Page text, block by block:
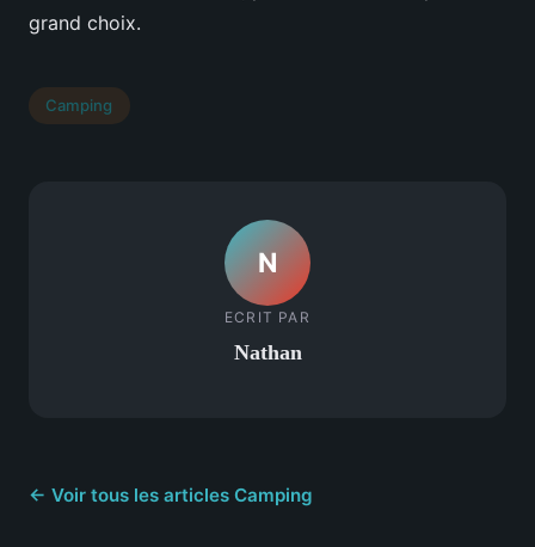
grand choix.
Camping
N
ECRIT PAR
Nathan
← Voir tous les articles Camping